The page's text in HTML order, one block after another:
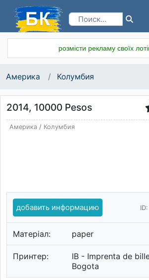
розмісти рекламу своїх
Америка Колумбия
2014, 10000 Pesos
Америка/ Колумбия
добавить информацию
Матеріал: paper
Принтер:
IB - Imprenta de
Bogota